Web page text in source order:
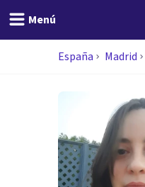
Menú
España Madrid